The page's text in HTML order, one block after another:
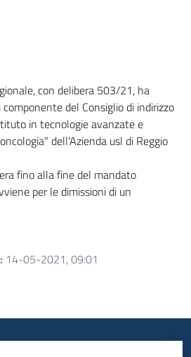
con delibera 503/21, ha
del Consiglio di indirizzo
in tecnologie avanzate e
dell'Azienda usl di Reggio
fino alla fine del mandato
per le dimissioni di un
: 14-05-2021, 09:01